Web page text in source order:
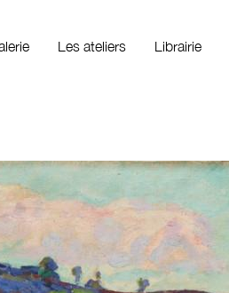
Les ateliers Librairie